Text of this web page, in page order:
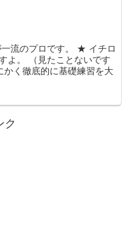
流のプロです。 ★ イチロ
よ。 （見たことないです
かく徹底的に基礎練習を大
ク